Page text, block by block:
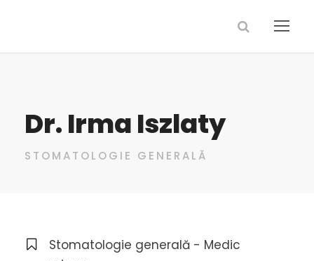
Dr. Irma Iszlaty
STOMATOLOGIE GENERALĂ
Stomatologie generală - Medic